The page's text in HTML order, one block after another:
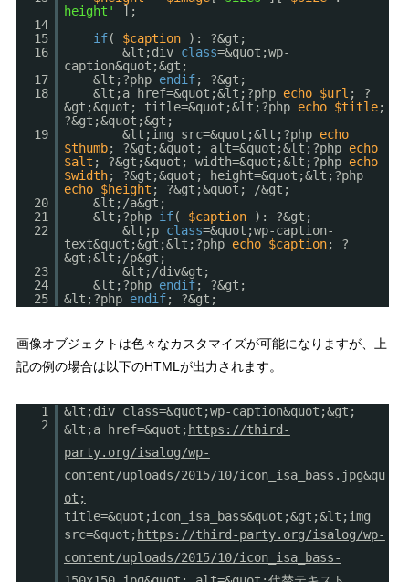
height'
];
14
15
if( $caption
): ?&gt;
16
&lt;div class=&quot;wp-
caption&quot;&gt;
17
&lt;?php endif; ?&gt;
18
&lt;a href=&quot;&lt;?php echo $url ; ?
&gt;&quot; title=&quot;&lt;?php echo $title;
?&gt;&quot;&gt;
19
&lt;img src=&quot;&lt;?php echo
$thumb; ?&gt;&quot; alt=&quot;&lt;?php echo
$alt ; ?&gt;&quot; width=&quot;&lt;?php echo
$width; ?&gt;&quot; height=&quot;&lt;?php
echo $height ; ?&gt;&quot; /&gt;
20
&lt;/a&gt;
21
&lt;?php if( $caption
): ?&gt;
22
&lt;p class=&quot;wp-caption-
text&quot;&gt;&lt;?php echo $caption; ?
&gt;&lt;/p&gt;
23
&lt;/div&gt;
24
&lt;?php endif; ?&gt;
25
&lt;?php endif; ?&gt;
画像オブジェクトは色々なカスタマイズが可能になりますが、上
記の例の場合は以下のHTMLが出力されます。
1
&lt;div class=&quot;wp-caption&quot;&gt;
2
&lt;a href=&quot; https://third-
party.org/isalog/wp-
content/uploads/2015/10/icon_isa_bass.jpg&qu
ot;
title=&quot;icon_isa_bass&quot;&gt;&lt;img
src=&quot; https://third-party.org/isalog/wp-
content/uploads/2015/10/icon_isa_bass-